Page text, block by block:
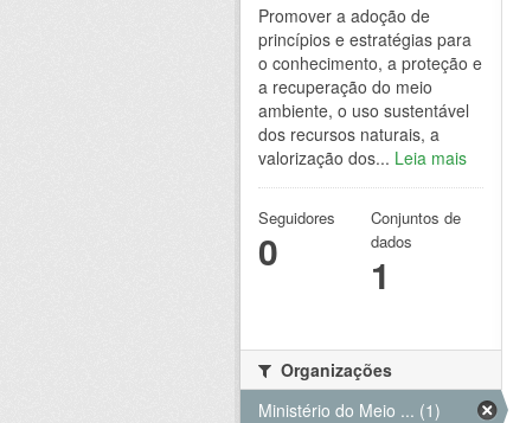
Promover a adoção de
princípios e estratégias para
o conhecimento, a proteção e
a recuperação do meio
ambiente, o uso sustentável
dos recursos naturais, a
valorização dos... Leia mais
Seguidores
0
Conjuntos de
dados
1
Organizações
Ministério do Meio ... (1)